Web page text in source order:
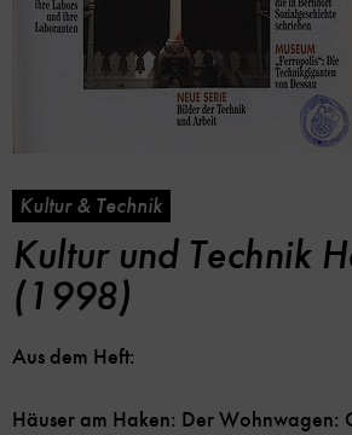
Kultur & Technik
Kultur und Technik
(1998)
Aus dem Heft:
Häuser am Haken: Der Wohnwagen: